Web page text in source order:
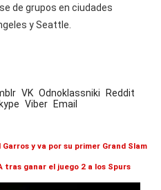
de grupos en ciudades
y Seattle.
VK Odnoklassniki
Reddit
Viber Email
y va por su primer Grand Slam
ganar el juego 2 a los Spurs